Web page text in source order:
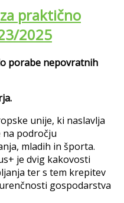
praktično
2025
porabe nepovratnih
unije, ki naslavlja
na področju
mladih in športa.
je dvig kakovosti
ter s tem krepitev
gospodarstva